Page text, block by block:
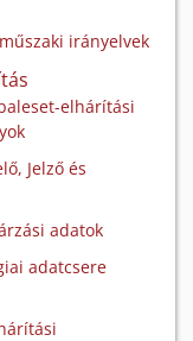
irányelvek
elhárítási
Jelző és
adatok
adatcsere